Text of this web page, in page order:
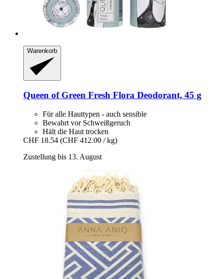
Warenkorb
Queen of Green Fresh Flora Deodorant, 45 g
Für alle Hauttypen - auch sensible
Bewahrt vor Schweißgeruch
Hält die Haut trocken
CHF 18.54 (CHF 412.00 / kg)
Zustellung bis 13. August